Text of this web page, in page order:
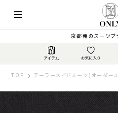
京都発のスーツブ
TOP テーラーメイドスーツ(オーダー